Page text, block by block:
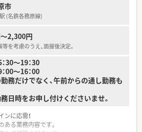
市
(名鉄各務原線)
2,300円
を考慮のうえ、面接後決定。
30～19：30
～16：00
務だけでなく、午前からの通し勤務も
日時をお申し付けくださいませ。
に応需！
る業務内容です。